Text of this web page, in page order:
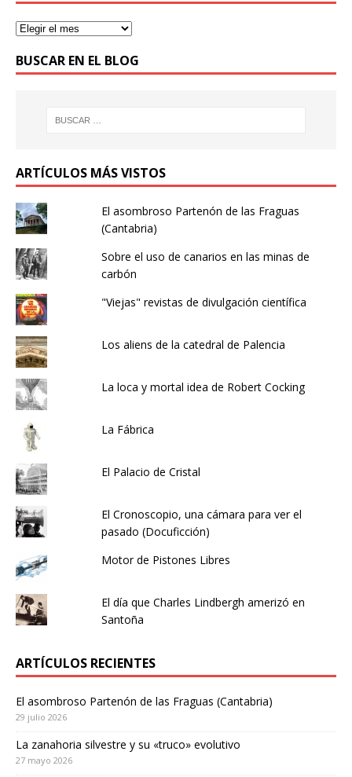
BUSCAR EN EL BLOG
ARTÍCULOS MÁS VISTOS
El asombroso Partenón de las Fraguas
(Cantabria)
Sobre el uso de canarios en las minas de
carbón
"Viejas" revistas de divulgación científica
Los aliens de la catedral de Palencia
La loca y mortal idea de Robert Cocking
La Fábrica
El Palacio de Cristal
El Cronoscopio, una cámara para ver el
pasado (Docuficción)
Motor de Pistones Libres
El día que Charles Lindbergh amerizó en
Santoña
ARTÍCULOS RECIENTES
El asombroso Partenón de las Fraguas (Cantabria)
29 julio 2026
La zanahoria silvestre y su «truco» evolutivo
27 mayo 2026